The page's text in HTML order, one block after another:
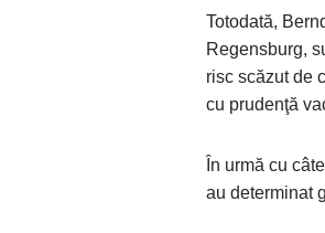
Totodată,
Regensburg,
risc scăzut de
cu prudenţă
În urmă cu
au determinat